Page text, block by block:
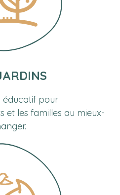
éducatif pour
et les familles au mieux-